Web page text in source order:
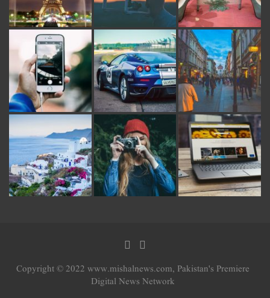
Copyright © 2022 www.mishalnews.com, Pakistan's Premiere
Digital News Network